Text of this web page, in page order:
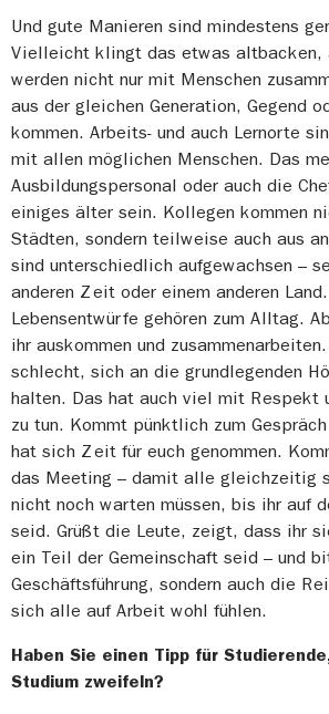
Und gute Manieren sind mindestens
Vielleicht klingt das etwas altbacken,
werden nicht nur mit Menschen
aus der gleichen Generation, Gegend
kommen. Arbeits- und auch Lernorte
mit allen möglichen Menschen. Das
Ausbildungspersonal oder auch die
einiges älter sein. Kollegen kommen
Städten, sondern teilweise auch aus
sind unterschiedlich aufgewachsen –
anderen Zeit oder einem anderen
Lebensentwürfe gehören zum Alltag.
ihr auskommen und
schlecht, sich an die grundlegenden
halten. Das hat auch viel mit Respekt
zu tun. Kommt pünktlich zum Gespräch
hat sich Zeit für euch genommen.
das Meeting – damit alle gleichzeitig
nicht noch warten müssen, bis ihr auf
seid. Grüßt die Leute, zeigt, dass ihr
ein Teil der Gemeinschaft seid – und
Geschäftsführung, sondern auch die
sich alle auf Arbeit wohl fühlen.
Haben Sie einen Tipp für
Studium zweifeln?